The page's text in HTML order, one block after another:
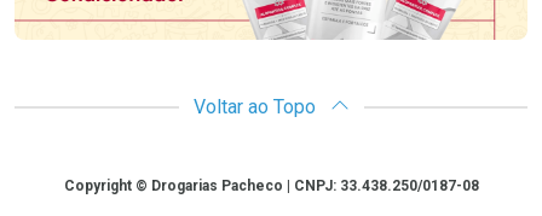
Voltar ao Topo
CopyrightCopyright © Drogarias Pacheco | CNPJ: 33.438.250/0187-08